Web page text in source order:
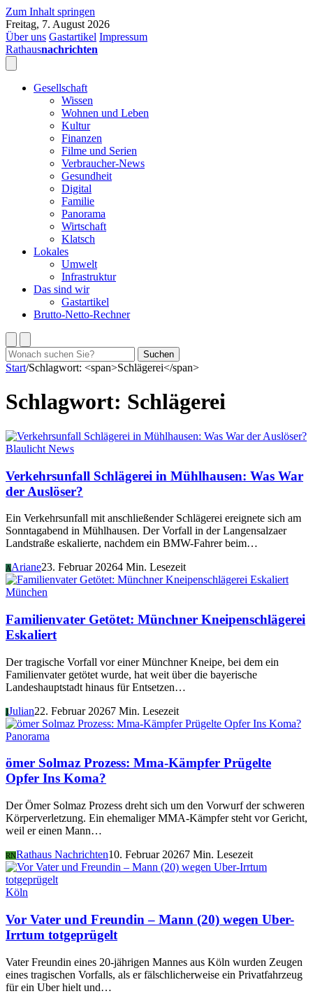
Zum Inhalt springen
Freitag, 7. August 2026
Über uns Gastartikel Impressum
Rathausnachrichten
Gesellschaft
Wissen
Wohnen und Leben
Kultur
Finanzen
Filme und Serien
Verbraucher-News
Gesundheit
Digital
Familie
Panorama
Wirtschaft
Klatsch
Lokales
Umwelt
Infrastruktur
Das sind wir
Gastartikel
Brutto-Netto-Rechner
Suchen
nach:
Suchen
Start/Schlagwort: <span>Schlägerei</span>
Schlagwort: Schlägerei
Blaulicht News
Verkehrsunfall Schlägerei in Mühlhausen: Was War
der Auslöser?
Ein Verkehrsunfall mit anschließender Schlägerei ereignete sich am
Sonntagabend in Mühlhausen. Der Vorfall in der Langensalzaer
Landstraße eskalierte, nachdem ein BMW-Fahrer beim…
AAriane23. Februar 20264 Min. Lesezeit
München
Familienvater Getötet: Münchner Kneipenschlägerei
Eskaliert
Der tragische Vorfall vor einer Münchner Kneipe, bei dem ein
Familienvater getötet wurde, hat weit über die bayerische
Landeshauptstadt hinaus für Entsetzen…
JJulian22. Februar 20267 Min. Lesezeit
Panorama
ömer Solmaz Prozess: Mma-Kämpfer Prügelte
Opfer Ins Koma?
Der Ömer Solmaz Prozess dreht sich um den Vorwurf der schweren
Körperverletzung. Ein ehemaliger MMA-Kämpfer steht vor Gericht,
weil er einen Mann…
RNRathaus Nachrichten10. Februar 20267 Min. Lesezeit
Köln
Vor Vater und Freundin – Mann (20) wegen Uber-
Irrtum totgeprügelt
Vater Freundin eines 20-jährigen Mannes aus Köln wurden Zeugen
eines tragischen Vorfalls, als er fälschlicherweise ein Privatfahrzeug
für ein Uber hielt und…